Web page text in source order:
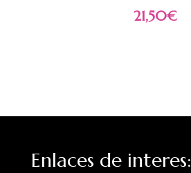
21,50€
Enlaces de interes: